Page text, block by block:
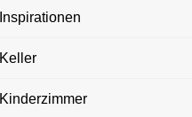
Inspirationen
Keller
Kinderzimmer